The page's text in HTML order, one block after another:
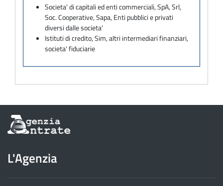
Societa' di capitali ed enti commerciali, SpA, Srl,
Soc. Cooperative, Sapa, Enti pubblici e privati
diversi dalle societa'
Istituti di credito, Sim, altri intermediari finanziari,
societa' fiduciarie
Informazioni
sul
dell'Agenzia
delle
Entrate
L'Agenzia